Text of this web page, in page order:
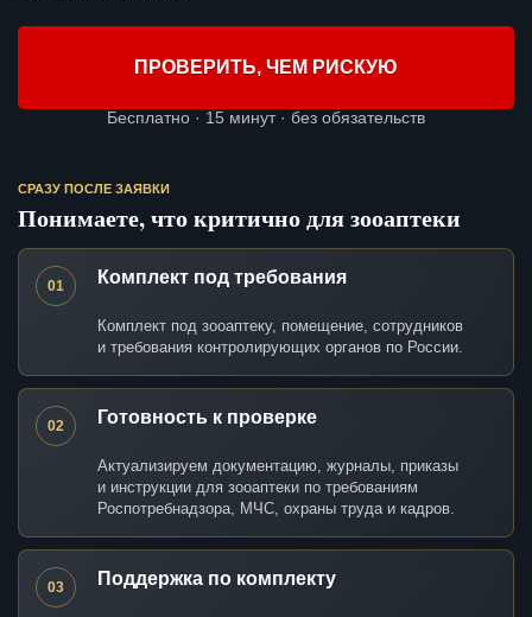
ПРОВЕРИТЬ, ЧЕМ РИСКУЮ
Бесплатно · 15 минут · без обязательств
СРАЗУ ПОСЛЕ ЗАЯВКИ
Понимаете, что критично для зооаптеки
01 Комплект под требования
Комплект под зооаптеку, помещение, сотрудников
и требования контролирующих органов по России.
02 Готовность к проверке
Актуализируем документацию, журналы, приказы
и инструкции для зооаптеки по требованиям
Роспотребнадзора, МЧС, охраны труда и кадров.
03 Поддержка по комплекту